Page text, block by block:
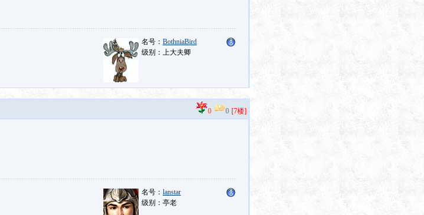
名号： BothniaBird
级别：上大夫卿
0 0 [7楼]
名号： lanstar
级别：亭老